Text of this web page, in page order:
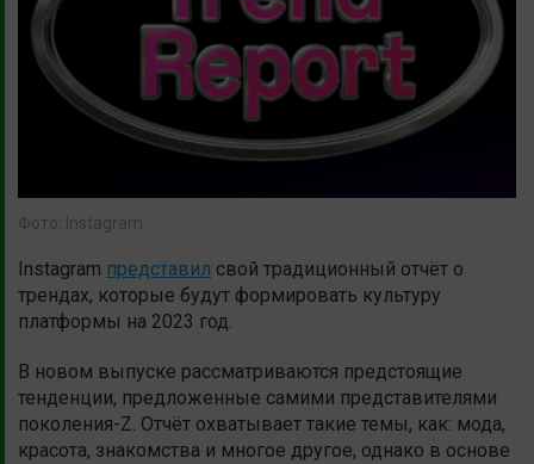
Фото: Instagram
Instagram представил свой традиционный отчёт о
трендах, которые будут формировать культуру
платформы на 2023 год.
В новом выпуске рассматриваются предстоящие
тенденции, предложенные самими представителями
поколения-Z. Отчёт охватывает такие темы, как: мода,
красота, знакомства и многое другое, однако в основе